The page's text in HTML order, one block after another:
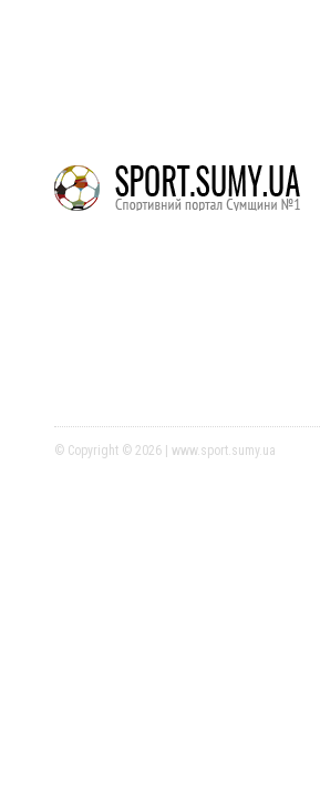
© Copyright © 2026 | www.sport.sumy.ua